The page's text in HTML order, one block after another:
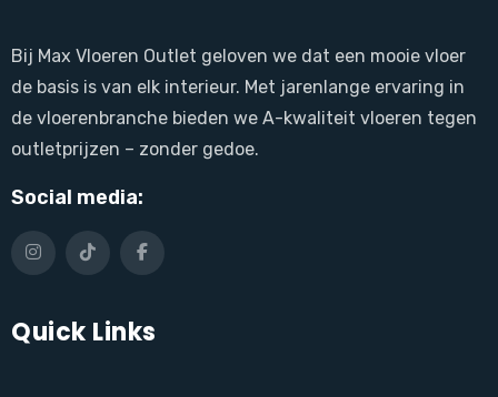
Bij Max Vloeren Outlet geloven we dat een mooie vloer
de basis is van elk interieur. Met jarenlange ervaring in
de vloerenbranche bieden we A-kwaliteit vloeren tegen
outletprijzen – zonder gedoe.
Social media:
Quick Links